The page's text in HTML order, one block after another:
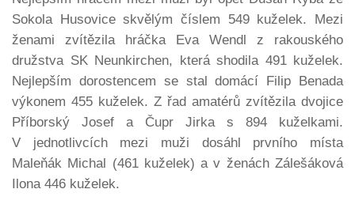
Sokola Husovice skvělým číslem 549 kuželek. Mezi
ženami zvítězila hráčka Eva Wendl z rakouského
družstva SK Neunkirchen, která shodila 491 kuželek.
Nejlepším dorostencem se stal domácí Filip Benada
výkonem 455 kuželek. Z řad amatérů zvítězila dvojice
Příborský Josef a Čupr Jirka s 894 kuželkami.
V jednotlivcích mezi muži dosáhl prvního místa
Maleňák Michal (461 kuželek) a v ženách Zálešáková
Ilona 446 kuželek.